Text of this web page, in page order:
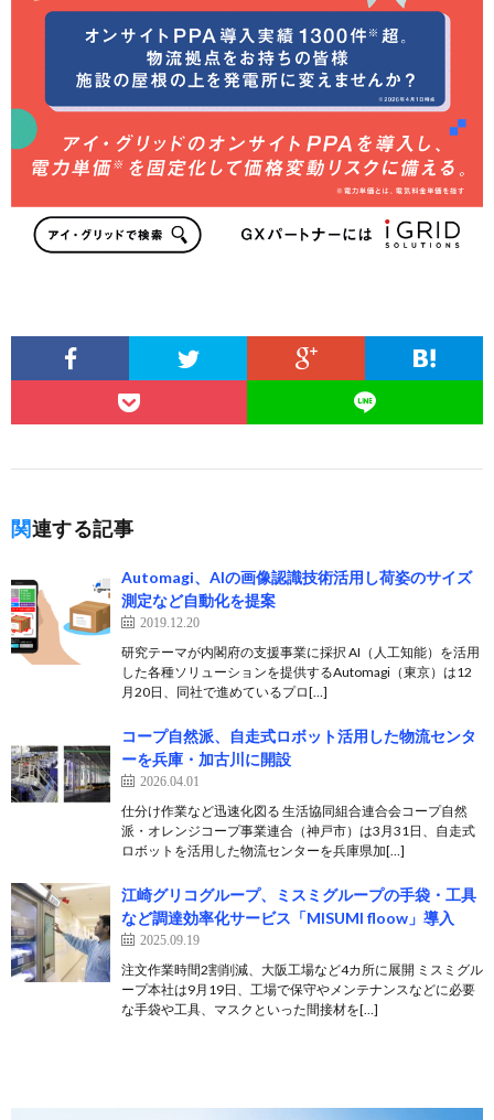
関連する記事
Automagi、AIの画像認識技術活用し荷姿のサイズ
測定など自動化を提案
2019.12.20
研究テーマが内閣府の支援事業に採択 AI（人工知能）を活用
した各種ソリューションを提供するAutomagi（東京）は12
月20日、同社で進めているプロ[…]
コープ自然派、自走式ロボット活用した物流センタ
ーを兵庫・加古川に開設
2026.04.01
仕分け作業など迅速化図る 生活協同組合連合会コープ自然
派・オレンジコープ事業連合（神戸市）は3月31日、自走式
ロボットを活用した物流センターを兵庫県加[…]
江崎グリコグループ、ミスミグループの手袋・工具
など調達効率化サービス「MISUMI floow」導入
2025.09.19
注文作業時間2割削減、大阪工場など4カ所に展開 ミスミグル
ープ本社は9月19日、工場で保守やメンテナンスなどに必要
な手袋や工具、マスクといった間接材を[…]